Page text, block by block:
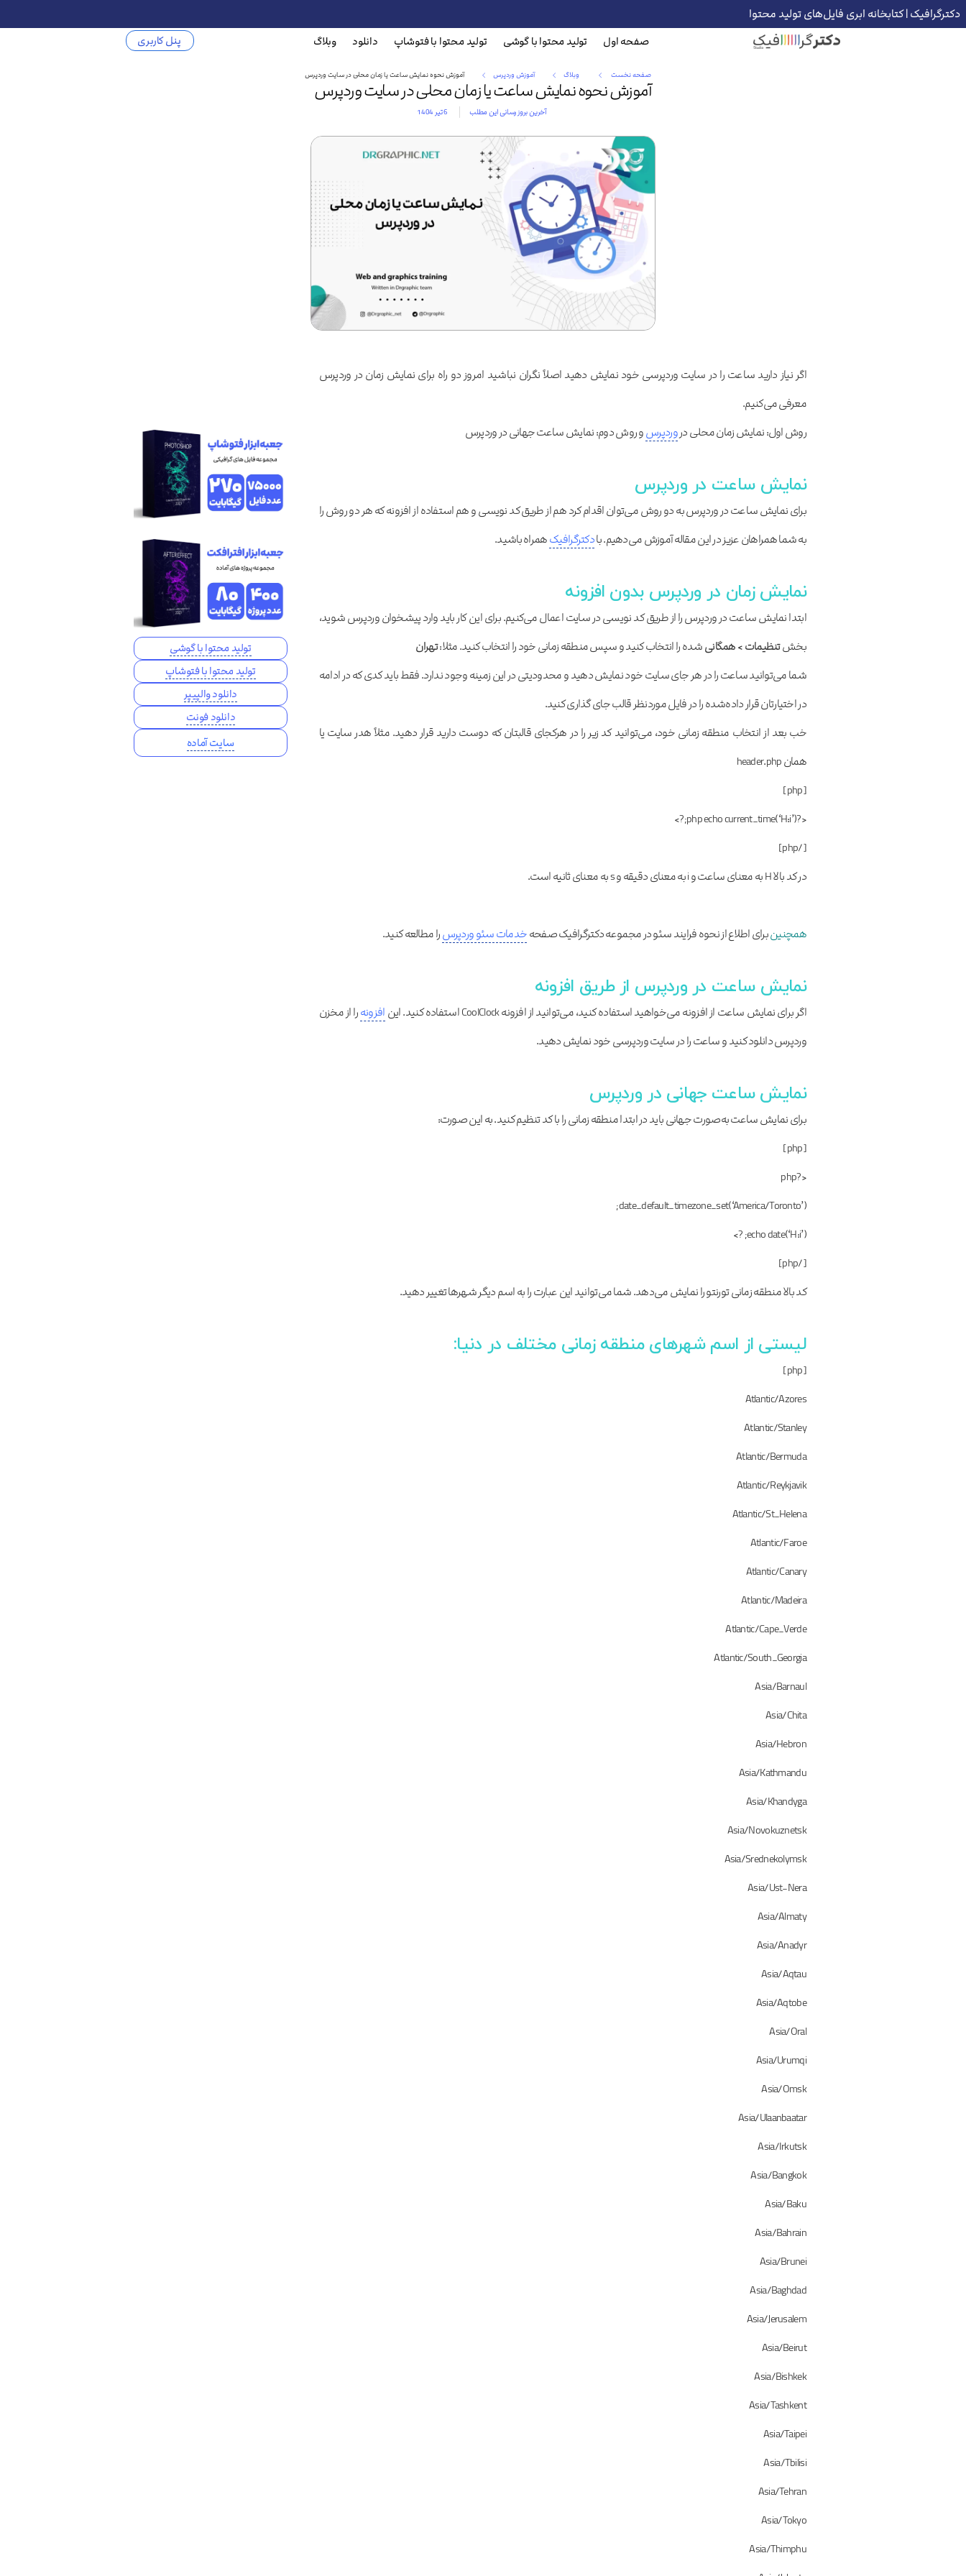
دکترگرافیک | کتابخانه ابری فایل‌های تولید محتوا
صفحه اول تولید محتوا با گوشی تولید محتوا با فتوشاپ دانلود وبلاگ پنل کاربری
صفحه نخست وبلاگ آموزش وردپرس آموزش نحوه نمایش ساعت یا زمان محلی در سایت وردپرس
آموزش نحوه نمایش ساعت یا زمان محلی در سایت وردپرس
آخرین بروز رسانی این مطلب 6 تیر 1404
اگر نیاز دارید ساعت را در سایت وردپرسی خود نمایش دهید اصلاً نگران نباشید امروز دو راه برای نمایش زمان در وردپرس
معرفی می‌کنیم.
روش اول: نمایش زمان محلی دروردپرسو روش دوم: نمایش ساعت جهانی در وردپرس
نمایش ساعت در وردپرس
برای نمایش ساعت در وردپرس به دو روش می‌‌توان اقدام کرد هم از طریق کد نویسی و هم استفاده از افزونه که هر دو روش را
به شما همراهان عزیز در این مقاله آموزش می‌‌دهیم. بادکترگرافیکهمراه باشید.
نمایش زمان در وردپرس بدون افزونه
ابتدا نمایش ساعت در وردپرس را از طریق کد نویسی در سایت اعمال می‌‌کنیم. برای این کار باید وارد پیشخوان وردپرس شوید،
بخشتنظیمات > همگانیشده را انتخاب کنید و سپس منطقه زمانی خود را انتخاب کنید. مثلا:تهران
شما می‌توانید ساعت را در هر جای سایت خود نمایش دهید و محدودیتی در این زمینه وجود ندارد. فقط باید کدی که در ادامه
در اختیارتان قرار داده‌شده را در فایل موردنظر قالب جای گذاری کنید.
خب بعد از انتخاب منطقه زمانی خود، می‌توانید کد زیر را در هرکجای قالبتان که دوست دارید قرار دهید. مثلاً هدر سایت یا
همان header.php
[php]
<?php echo current_time(‘H:i’);?>
[/php]
در کد بالا H به معنای ساعت و i به معنای دقیقه و s به معنای ثانیه است.
همچنینبرای اطلاع از نحوه فرایند سئو در مجموعه دکترگرافیک صفحهخدمات سئو وردپرسرا مطالعه کنید.
نمایش ساعت در وردپرس از طریق افزونه
اگر برای نمایش ساعت از افزونه می‌‌خواهید استفاده کنید، می‌‌‌توانید از افزونه CoolClock استفاده کنید. این افزونهرا از مخزن
وردپرس دانلود کنید و ساعت را در سایت وردپرسی خود نمایش دهید.
نمایش ساعت جهانی در وردپرس
برای نمایش ساعت به‌صورت جهانی باید در ابتدا منطقه زمانی را با کد تنظیم کنید. به این صورت:
[php]
<?php
date_default_timezone_set(‘America/Toronto’);
echo date(‘H:i’); ?>
[/php]
کد بالا منطقه زمانی تورنتو را نمایش می‌دهد. شما می‌توانید این عبارت را به اسم دیگر شهرها تغییر دهید.
لیستی از اسم شهرهای منطقه زمانی مختلف در دنیا:
[php]
Atlantic/Azores
Atlantic/Stanley
Atlantic/Bermuda
Atlantic/Reykjavik
Atlantic/St_Helena
Atlantic/Faroe
Atlantic/Canary
Atlantic/Madeira
Atlantic/Cape_Verde
Atlantic/South_Georgia
Asia/Barnaul
Asia/Chita
Asia/Hebron
Asia/Kathmandu
Asia/Khandyga
Asia/Novokuznetsk
Asia/Srednekolymsk
Asia/Ust-Nera
Asia/Almaty
Asia/Anadyr
Asia/Aqtau
Asia/Aqtobe
Asia/Oral
Asia/Urumqi
Asia/Omsk
Asia/Ulaanbaatar
Asia/Irkutsk
Asia/Bangkok
Asia/Baku
Asia/Bahrain
Asia/Brunei
Asia/Baghdad
Asia/Jerusalem
Asia/Beirut
Asia/Bishkek
Asia/Tashkent
Asia/Taipei
Asia/Tbilisi
Asia/Tehran
Asia/Tokyo
Asia/Thimphu
تولید محتوا با گوشی
تولید محتوا با فتوشاپ
دانلود والپیپر
دانلود فونت
سایت آماده